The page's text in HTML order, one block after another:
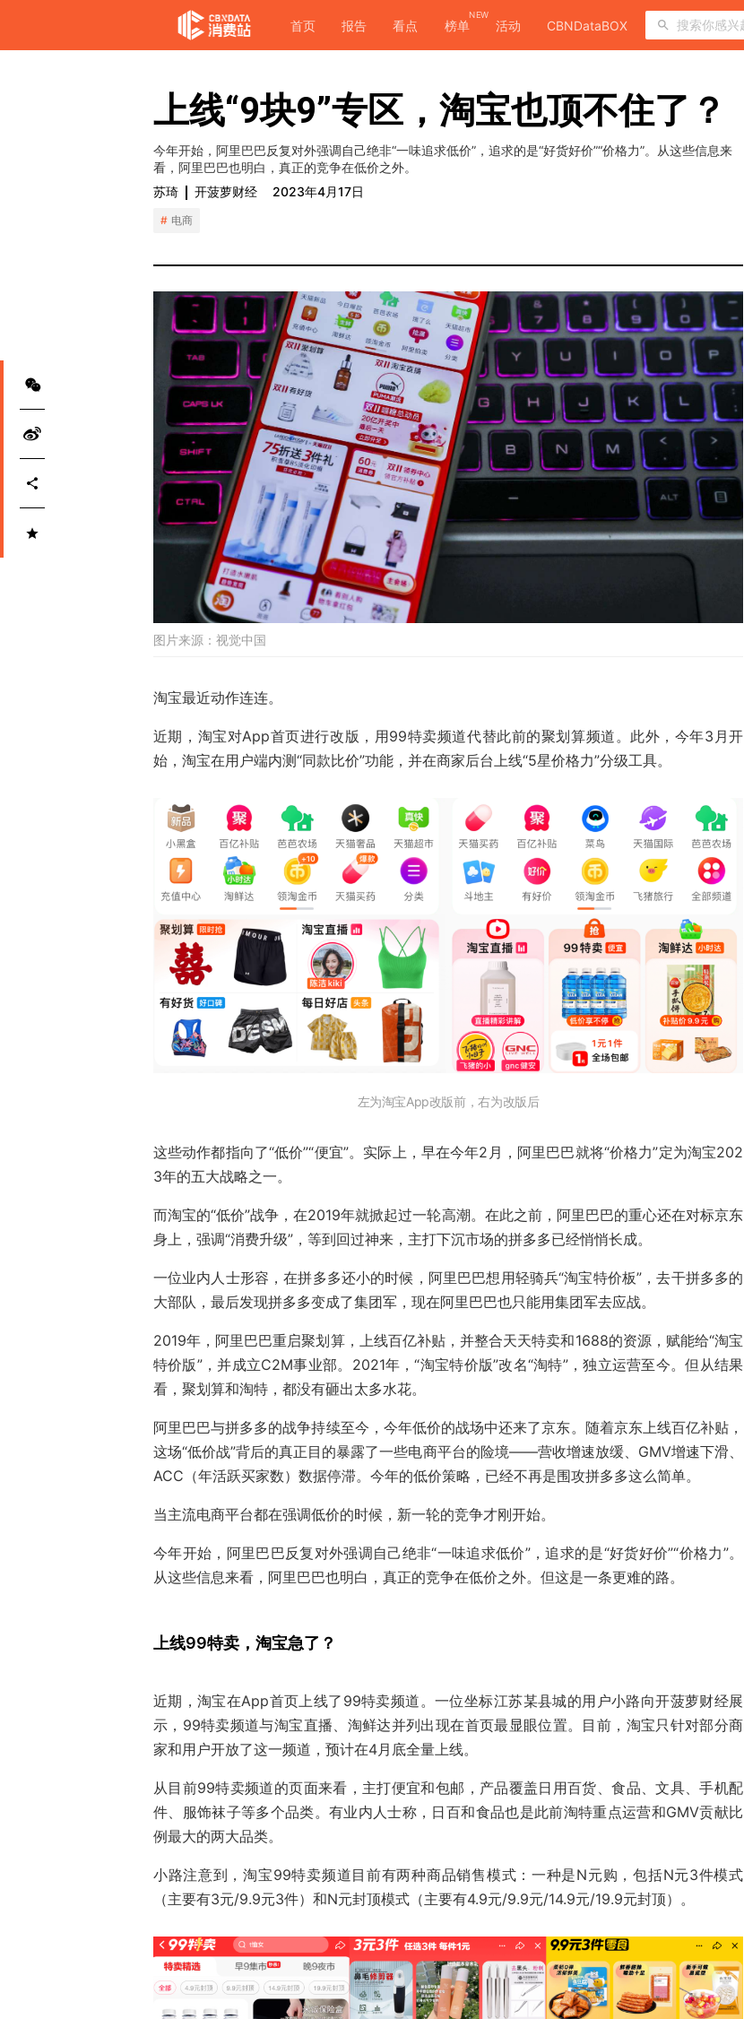
首页 报告 看点 榜单
NEW
活动 CBNDataBOX
上线“9块9”专区，淘宝也顶不住了？
今年开始，阿里巴巴反复对外强调自己绝非“一味追求低价”，追求的是“好货好价”“价格力”。从这些信息来
看，阿里巴巴也明白，真正的竞争在低价之外。
苏琦
开菠萝财经 2023年4月17日
电商
图片来源： 视觉中国
淘宝最近动作连连。
近期，淘宝对App首页进行改版，用99特卖频道代替此前的聚划算频道。此外，今年3月开
始，淘宝在用户端内测“同款比价”功能，并在商家后台上线“5星价格力”分级工具。
左为淘宝App改版前，右为改版后
这些动作都指向了“低价”“便宜”。实际上，早在今年2月，阿里巴巴就将“价格力”定为淘宝202
3年的五大战略之一。
而淘宝的“低价”战争，在2019年就掀起过一轮高潮。在此之前，阿里巴巴的重心还在对标京东
身上，强调“消费升级”，等到回过神来，主打下沉市场的拼多多已经悄悄长成。
一位业内人士形容，在拼多多还小的时候，阿里巴巴想用轻骑兵“淘宝特价板”，去干拼多多的
大部队，最后发现拼多多变成了集团军，现在阿里巴巴也只能用集团军去应战。
2019年，阿里巴巴重启聚划算，上线百亿补贴，并整合天天特卖和1688的资源，赋能给“淘宝
特价版”，并成立C2M事业部。2021年，“淘宝特价版”改名“淘特”，独立运营至今。但从结果
看，聚划算和淘特，都没有砸出太多水花。
阿里巴巴与拼多多的战争持续至今，今年低价的战场中还来了京东。随着京东上线百亿补贴，
这场“低价战”背后的真正目的暴露了一些电商平台的险境——营收增速放缓、GMV增速下滑、
ACC（年活跃买家数）数据停滞。今年的低价策略，已经不再是围攻拼多多这么简单。
当主流电商平台都在强调低价的时候，新一轮的竞争才刚开始。
今年开始，阿里巴巴反复对外强调自己绝非“一味追求低价”，追求的是“好货好价”“价格力”。
从这些信息来看，阿里巴巴也明白，真正的竞争在低价之外。但这是一条更难的路。
上线99特卖，淘宝急了？
近期，淘宝在App首页上线了99特卖频道。一位坐标江苏某县城的用户小路向开菠萝财经展
示，99特卖频道与淘宝直播、淘鲜达并列出现在首页最显眼位置。目前，淘宝只针对部分商
家和用户开放了这一频道，预计在4月底全量上线。
从目前99特卖频道的页面来看，主打便宜和包邮，产品覆盖日用百货、食品、文具、手机配
件、服饰袜子等多个品类。有业内人士称，日百和食品也是此前淘特重点运营和GMV贡献比
例最大的两大品类。
小路注意到，淘宝99特卖频道目前有两种商品销售模式：一种是N元购，包括N元3件模式
（主要有3元/9.9元3件）和N元封顶模式（主要有4.9元/9.9元/14.9元/19.9元封顶）。